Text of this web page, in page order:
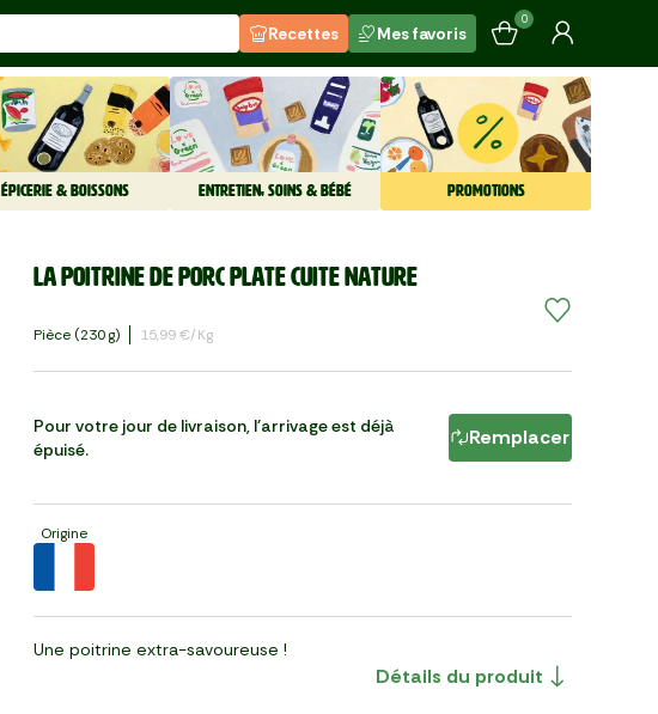
Recettes Mes favoris
0
ÉPICERIE & BOISSONS ENTRETIEN, SOINS & BÉBÉ PROMOTIONS
La Poitrine de porc plate cuite nature
Pièce (230 G) 15,99 €/kg
Pour votre jour de livraison, l'arrivage est déjà
épuisé.
Remplacer
Origine
Une poitrine extra-savoureuse !
Détails du produit